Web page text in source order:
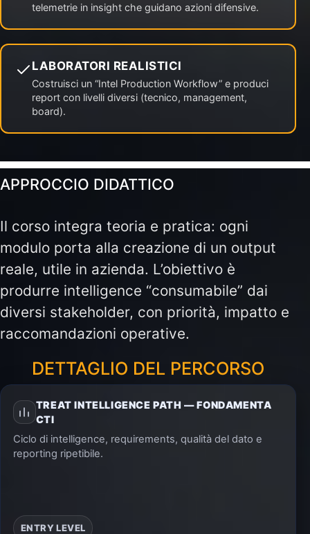
telemetrie in insight che guidano azioni difensive.
LABORATORI REALISTICI
Costruisci un “Intel Production Workflow” e produci
report con livelli diversi (tecnico, management,
board).
APPROCCIO DIDATTICO
Il corso integra teoria e pratica: ogni
modulo porta alla creazione di un output
reale, utile in azienda. L’obiettivo è
produrre intelligence “consumabile” dai
diversi stakeholder, con priorità, impatto e
raccomandazioni operative.
DETTAGLIO DEL PERCORSO
TREAT INTELLIGENCE PATH — FONDAMENTA
CTI
Ciclo di intelligence, requirements, qualità del dato e
reporting ripetibile.
ENTRY LEVEL